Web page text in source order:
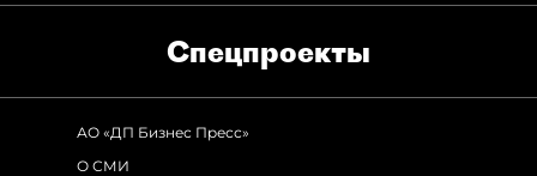
Спец­проекты
АО «ДП Бизнес Пресс»
О СМИ